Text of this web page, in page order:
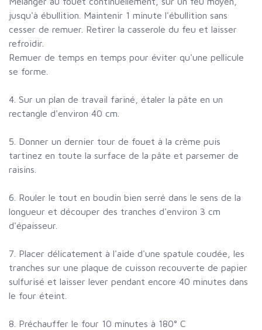
jusqu'à ébullition. Maintenir 1 minute l'ébullition sans
cesser de remuer. Retirer la casserole du feu et laisser
refroidir.
Remuer de temps en temps pour éviter qu'une pellicule
se forme.
4. Sur un plan de travail fariné, étaler la pâte en un
rectangle d'environ 40 cm.
5. Donner un dernier tour de fouet à la crème puis
tartinez en toute la surface de la pâte et parsemer de
raisins.
6. Rouler le tout en boudin bien serré dans le sens de la
longueur et découper des tranches d'environ 3 cm
d'épaisseur.
7. Placer délicatement à l'aide d'une spatule coudée, les
tranches sur une plaque de cuisson recouverte de papier
sulfurisé et laisser lever pendant encore 40 minutes dans
le four éteint.
8. Préchauffer le four 10 minutes à 180° C